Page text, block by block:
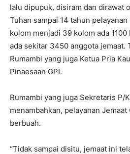
lalu dipupuk, disiram dan dirawat
Tuhan sampai 14 tahun
kolom menjadi 39 kolom ada
ada sekitar 3450 anggota jemaat.
Rumambi yang juga Ketua Pria
Pinaesaan GPI.
Rumambi yang juga Sekretaris P/
menambahkan, pelayanan Jemaat
berbuah.
“Tidak sampai disitu, jemaat ini